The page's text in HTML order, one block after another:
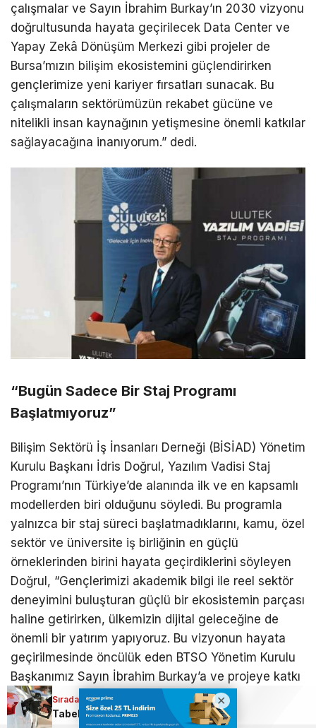
çalışmalar ve Sayın İbrahim Burkay’ın 2030 vizyonu
doğrultusunda hayata geçirilecek Data Center ve
Yapay Zekâ Dönüşüm Merkezi gibi projeler de
Bursa’mızın bilişim ekosistemini güçlendirirken
gençlerimize yeni kariyer fırsatları sunacak. Bu
çalışmaların sektörümüzün rekabet gücüne ve
nitelikli insan kaynağının yetişmesine önemli katkılar
sağlayacağına inanıyorum.” dedi.
“Bugün Sadece Bir Staj Programı
Başlatmıyoruz”
Bilişim Sektörü İş İnsanları Derneği (BİSİAD) Yönetim
Kurulu Başkanı İdris Doğrul, Yazılım Vadisi Staj
Programı’nın Türkiye’de alanında ilk ve en kapsamlı
modellerden biri olduğunu söyledi. Bu programla
yalnızca bir staj süreci başlatmadıklarını, kamu, özel
sektör ve üniversite iş birliğinin en güçlü
örneklerinden birini hayata geçirdiklerini söyleyen
Doğrul, “Gençlerimizi akademik bilgi ile reel sektör
deneyimini buluşturan güçlü bir ekosistemin parçası
haline getirirken, ülkemizin dijital geleceğine de
önemli bir yatırım yapıyoruz. Bu vizyonun hayata
geçirilmesinde öncülük eden BTSO Yönetim Kurulu
Başkanımız Sayın İbrahim Burkay’a ve projeye katkı
sunan tüm paydaşlarımıza teşekkür ediyorum.
Yazılım Vadisi’nin, gençlerimizin enerjisi ve
Sıradaki Haber
Tabela değişiyor, dev zam geliyor